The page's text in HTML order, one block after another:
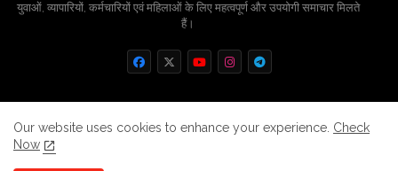
युवाओं, व्यापारियों, कर्मचारियों एवं महिलाओं के लिए महत्वपूर्ण और उपयोगी समाचार मिलते
हैं।
Home About Contact us
Privacy Policy
Our website uses cookies to enhance your experience. Check
Now